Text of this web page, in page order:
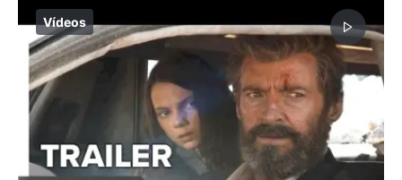
Vídeos